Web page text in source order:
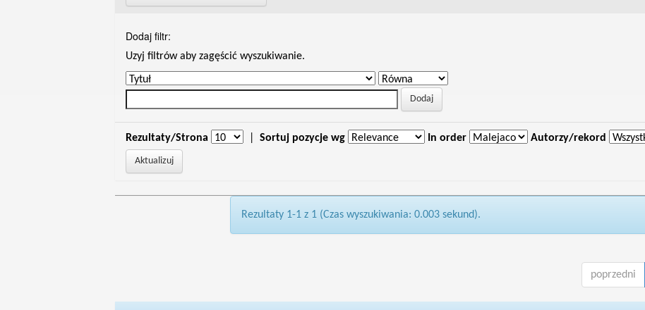
Dodaj filtr:
Uzyj filtrów aby zagęścić wyszukiwanie.
Rezultaty/Strona Sortuj pozycje wg In order Autorzy/rekord
Rezultaty 1-1 z 1 (Czas wyszukiwania: 0.003 sekund).
poprzedni